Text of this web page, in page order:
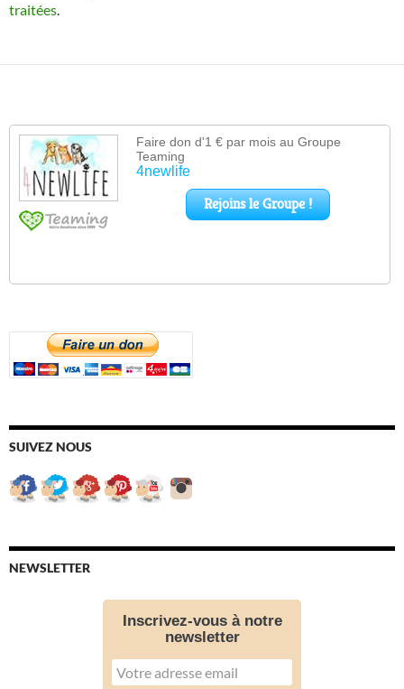
traitées.
SUIVEZ NOUS
NEWSLETTER
Inscrivez-vous à notre
newsletter